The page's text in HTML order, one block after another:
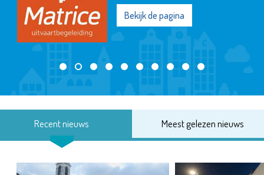
Bekijk de pagina
Recent nieuws Meest gelezen nieuws